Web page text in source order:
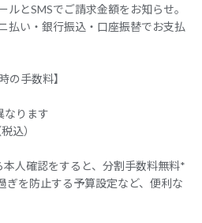
とSMSでご請求金額をお知らせ。
払い・銀行振込・口座振替でお支払
の手数料】
なります
込）
人確認をすると、分割手数料無料*
ぎを防止する予算設定など、便利な